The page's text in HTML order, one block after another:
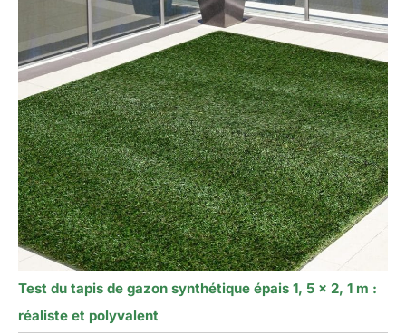
Test du tapis de gazon synthétique épais 1, 5 x 2, 1 m :
réaliste et polyvalent